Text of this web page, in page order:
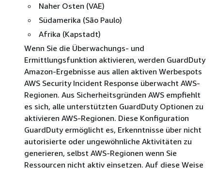
Naher Osten (VAE)
Südamerika (São Paulo)
Afrika (Kapstadt)
Wenn Sie die Überwachungs- und
Ermittlungsfunktion aktivieren, werden GuardDuty
Amazon-Ergebnisse aus allen aktiven Werbespots
AWS Security Incident Response überwacht AWS-
Regionen. Aus Sicherheitsgründen AWS empfiehlt
es sich, alle unterstützten GuardDuty Optionen zu
aktivieren AWS-Regionen. Diese Konfiguration
GuardDuty ermöglicht es, Erkenntnisse über nicht
autorisierte oder ungewöhnliche Aktivitäten zu
generieren, selbst AWS-Regionen wenn Sie
Ressourcen nicht aktiv einsetzen. Auf diese Weise